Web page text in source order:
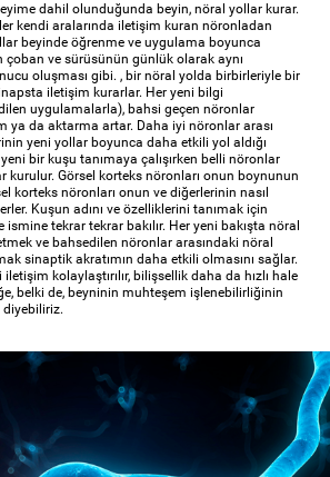
dahil olunduğunda beyin, nöral yollar kurar.
kendi aralarında iletişim kuran nöronladan
beyinde öğrenme ve uygulama boyunca
çoban ve sürüsünün günlük olarak aynı
oluşması gibi. , bir nöral yolda birbirleriyle bir
iletişim kurarlar. Her yeni bilgi
uygulamalarla), bahsi geçen nöronlar
ya da aktarma artar. Daha iyi nöronlar arası
yeni yollar boyunca daha etkili yol aldığı
bir kuşu tanımaya çalışırken belli nöronlar
kurulur. Görsel korteks nöronları onun boynunun
korteks nöronları onun ve diğerlerinin nasıl
Kuşun adını ve özelliklerini tanımak için
ismine tekrar tekrar bakılır. Her yeni bakışta nöral
ve bahsedilen nöronlar arasındaki nöral
sinaptik akratımın daha etkili olmasını sağlar.
kolaylaştırılır, bilişsellik daha da hızlı hale
belki de, beyninin muhteşem işlenebilirliğinin
diyebiliriz.